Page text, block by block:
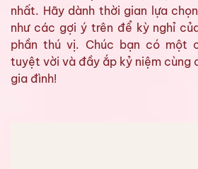
nhất. Hãy dành thời gian lựa
như các gợi ý trên để kỳ nghỉ
phần thú vị. Chúc bạn có một
tuyệt vời và đầy ắp kỷ niệm cùng
gia đình!